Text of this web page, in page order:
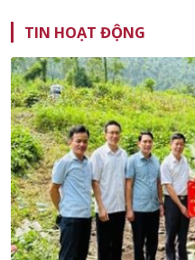
TIN HOẠT ĐỘNG